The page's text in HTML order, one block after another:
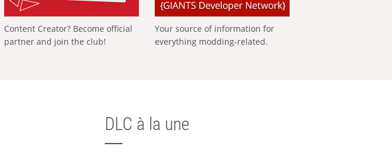
Content Creator? Become official
partner and join the club!
Your source of information for
everything modding-related.
DLC à la une